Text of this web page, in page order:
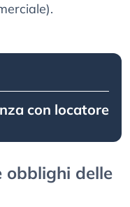
con locatore
obblighi delle